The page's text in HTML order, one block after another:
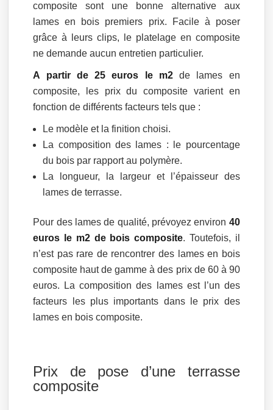
composite sont une bonne alternative aux
lames en bois premiers prix. Facile à poser
grâce à leurs clips, le platelage en composite
ne demande aucun entretien particulier.
A partir de 25 euros le m2de lames en
composite, les prix du composite varient en
fonction de différents facteurs tels que :
Le modèle et la finition choisi.
La composition des lames : le pourcentage
du bois par rapport au polymère.
La longueur, la largeur et l’épaisseur des
lames de terrasse.
Pour des lames de qualité, prévoyez environ 40
euros le m2 de bois composite. Toutefois, il
n’est pas rare de rencontrer des lames en bois
composite haut de gamme à des prix de 60 à 90
euros. La composition des lames est l’un des
facteurs les plus importants dans le prix des
lames en bois composite.
Prix de pose d’une terrasse
composite